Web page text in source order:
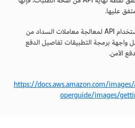
عليها.
على سبيل المثال، يمكنك استخدام API لمعالجة معاملات السداد من
واجهة برمجة التطبيقات تفاصيل الدفع
الآمن.
https://docs.aws.amazon.com/
operguide/images/